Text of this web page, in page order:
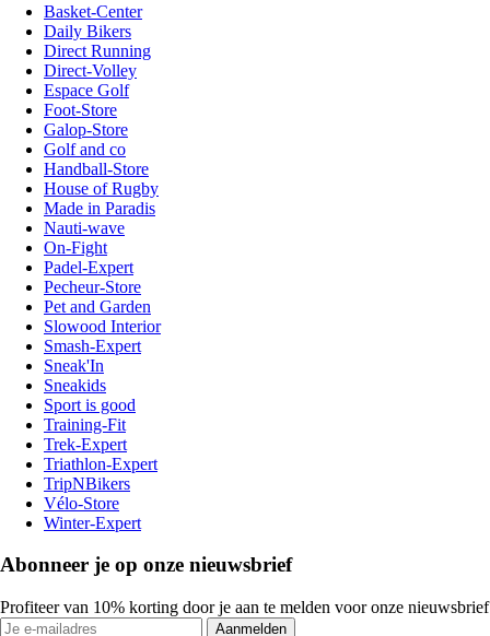
Basket-Center
Daily Bikers
Direct Running
Direct-Volley
Espace Golf
Foot-Store
Galop-Store
Golf and co
Handball-Store
House of Rugby
Made in Paradis
Nauti-wave
On-Fight
Padel-Expert
Pecheur-Store
Pet and Garden
Slowood Interior
Smash-Expert
Sneak'In
Sneakids
Sport is good
Training-Fit
Trek-Expert
Triathlon-Expert
TripNBikers
Vélo-Store
Winter-Expert
Abonneer je op onze nieuwsbrief
Profiteer van 10% korting door je aan te melden voor onze nieuwsbrief
Aanmelden